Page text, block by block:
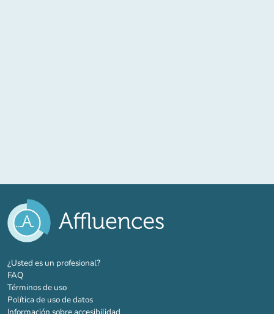
¿Usted es un profesional?(nueva pestaña)
FAQ
Términos de uso
Política de uso de datos